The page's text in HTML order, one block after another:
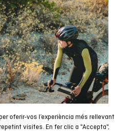
oferir-vos l’experiència més rellevant
visites. En fer clic a "Accepta",